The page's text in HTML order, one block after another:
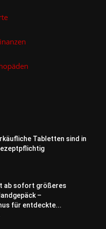
Tabletten sind in
ab sofort größeres
–
für entdeckte...